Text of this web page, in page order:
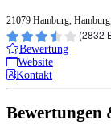
21079 Hamburg,
(2832
Bewertung
Website
Kontakt